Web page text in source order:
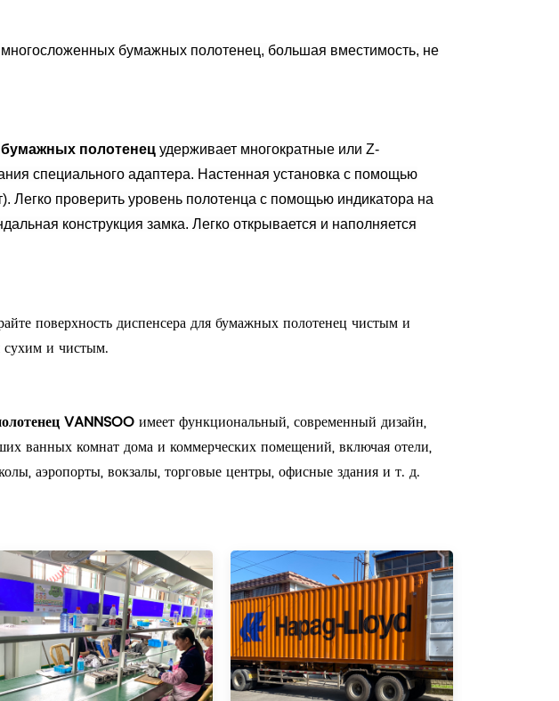
бумажных полотенец, большая вместимость, не
полотенец удерживает многократные или Z-
специального адаптера. Настенная установка с помощью
Легко проверить уровень полотенца с помощью индикатора на
конструкция замка. Легко открывается и наполняется
поверхность диспенсера для бумажных полотенец чистым и
сухим и чистым.
VANNSOOимеет функциональный, современный дизайн,
ванных комнат дома и коммерческих помещений, включая отели,
аэропорты, вокзалы, торговые центры, офисные здания и т. д.